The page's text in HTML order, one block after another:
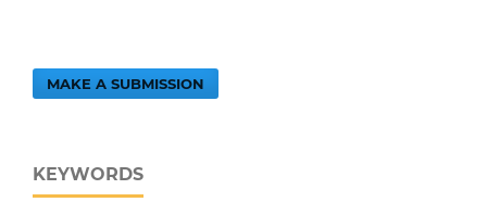
MAKE A SUBMISSION
KEYWORDS